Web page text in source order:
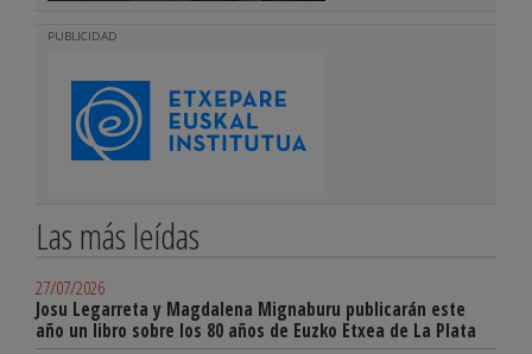
PUBLICIDAD
Las más leídas
27/07/2026
Josu Legarreta y Magdalena Mignaburu publicarán este
año un libro sobre los 80 años de Euzko Etxea de La Plata